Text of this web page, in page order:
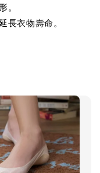
。
長衣物壽命。